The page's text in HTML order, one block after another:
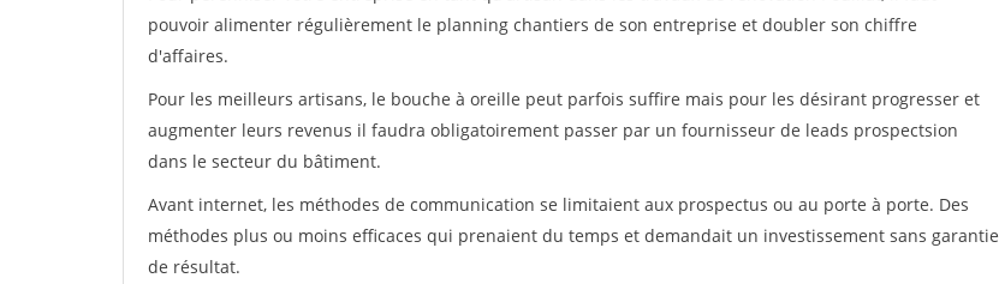
pouvoir alimenter régulièrement le planning chantiers de son entreprise et doubler son chiffre
d'affaires.
Pour les meilleurs artisans, le bouche à oreille peut parfois suffire mais pour les désirant progresser et
augmenter leurs revenus il faudra obligatoirement passer par un fournisseur de leads prospectsion
dans le secteur du bâtiment.
Avant internet, les méthodes de communication se limitaient aux prospectus ou au porte à porte. Des
méthodes plus ou moins efficaces qui prenaient du temps et demandait un investissement sans garantie
de résultat.